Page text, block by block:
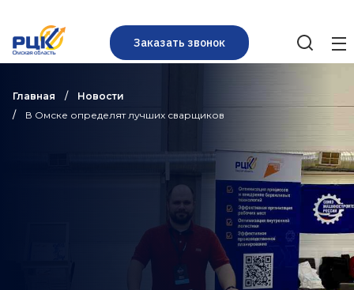
Заказать звонок
Главная
Новости
В Омске определят лучших сварщиков